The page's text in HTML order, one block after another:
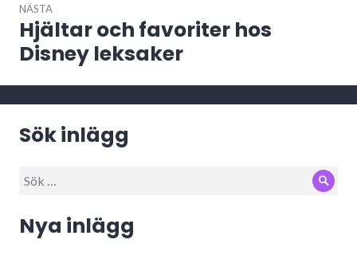
NÄSTA
Nästa
inlägg:
Hjältar och favoriter hos
Disney leksaker
Sök inlägg
Sök
Sök
Nya inlägg